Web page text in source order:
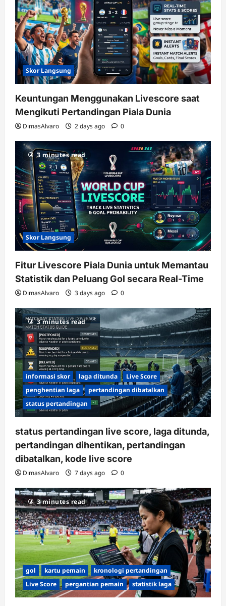
Skor Langsung
Keuntungan Menggunakan Livescore saat
Mengikuti Pertandingan Piala Dunia
DimasAlvaro 2 days ago 0
3 minutes read
Skor Langsung
Fitur Livescore Piala Dunia untuk Memantau
Statistik dan Peluang Gol secara Real-Time
DimasAlvaro 3 days ago 0
3 minutes read
informasi skor laga ditunda
Live Score
penghentian laga
pertandingan dibatalkan
status pertandingan
status pertandingan live score, laga ditunda,
pertandingan dihentikan, pertandingan
dibatalkan, kode live score
DimasAlvaro 7 days ago 0
3 minutes read
gol kartu pemain
kronologi pertandingan
Live Score
pergantian pemain statistik laga